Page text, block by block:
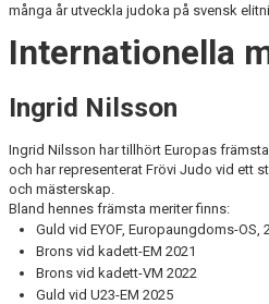
många år utveckla judoka på svensk
Internationella
Ingrid Nilsson
Ingrid Nilsson har tillhört Europas
och har representerat Frövi Judo vid ett
och mästerskap.
Bland hennes främsta meriter finns:
Guld vid EYOF, Europaungdoms-OS,
Brons vid kadett-EM 2021
Brons vid kadett-VM 2022
Guld vid U23-EM 2025